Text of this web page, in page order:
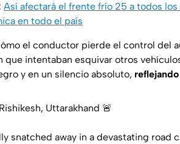
Así afectará el frente frío 25 a todos
en todo el país
el conductor pierde el control del
que intentaban esquivar otros
y en un silencio absoluto,
Uttarakhand 🚨
snatched away in a devastating road